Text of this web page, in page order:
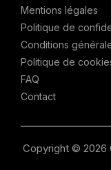
Mentions légales
Politique de
Conditions
Politique de
FAQ
Contact
Copyright © 2026